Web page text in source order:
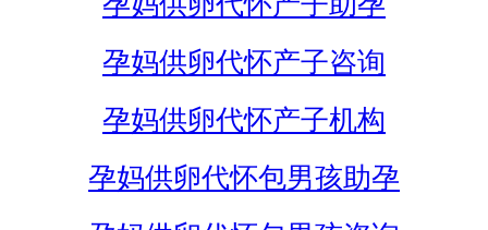
孕妈供卵代怀产子咨询
孕妈供卵代怀产子机构
孕妈供卵代怀包男孩助孕